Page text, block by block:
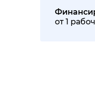
от 1